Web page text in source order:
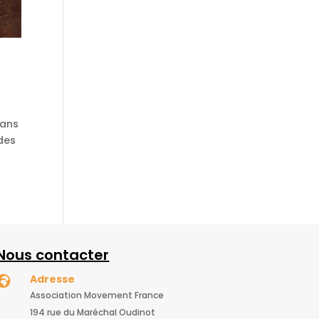
contacter
Adresse
Association Movement France
194 rue du Maréchal Oudinot